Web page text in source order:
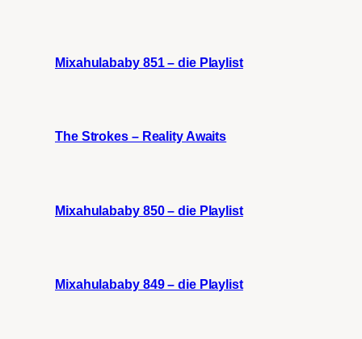
Mixahulababy 851 – die Playlist
The Strokes – Reality Awaits
Mixahulababy 850 – die Playlist
Mixahulababy 849 – die Playlist